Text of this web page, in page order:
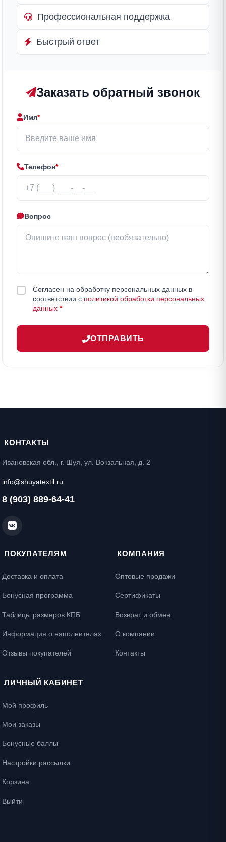
Профессиональная поддержка
Быстрый ответ
Заказать обратный звонок
Имя*
Телефон*
Вопрос
Согласен на обработку персональных данных в
соответствии с политикой обработки персональных
данных *
ОТПРАВИТЬ
КОНТАКТЫ
Ивановская обл., г. Шуя, ул. Вокзальная, д. 2
info@shuyatextil.ru
8 (903) 889-64-41
ПОКУПАТЕЛЯМ
Доставка и оплата
Бонусная программа
Таблицы размеров КПБ
Информация о наполнителях
Отзывы покупателей
КОМПАНИЯ
Оптовые продажи
Сертификаты
Возврат и обмен
О компании
Контакты
ЛИЧНЫЙ КАБИНЕТ
Мой профиль
Мои заказы
Бонусные баллы
Настройки рассылки
Корзина
Выйти